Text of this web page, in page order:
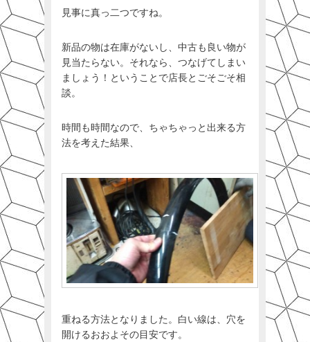
見事に真っ二つですね。
新品の物は在庫がないし、中古も良い物が
見当たらない。それなら、つなげてしまい
ましょう！ということで店長とごそごそ相
談。
時間も時間なので、ちゃちゃっと出来る方
法を考えた結果、
重ねる方法となりました。白い線は、穴を
開けるおおよその目安です。